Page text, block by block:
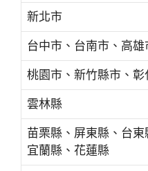
新北市
台中市、台南市、高雄
桃園市、新竹縣市、彰
雲林縣
苗栗縣、屏東縣、台東
宜蘭縣、花蓮縣